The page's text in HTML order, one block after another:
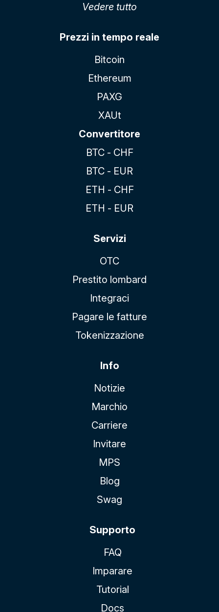
Vedere tutto
Prezzi in tempo reale
Bitcoin
Ethereum
PAXG
XAUt
Convertitore
BTC - CHF
BTC - EUR
ETH - CHF
ETH - EUR
Servizi
OTC
Prestito lombard
Integraci
Pagare le fatture
Tokenizzazione
Info
Notizie
Marchio
Carriere
Invitare
MPS
Blog
Swag
Supporto
FAQ
Imparare
Tutorial
Docs